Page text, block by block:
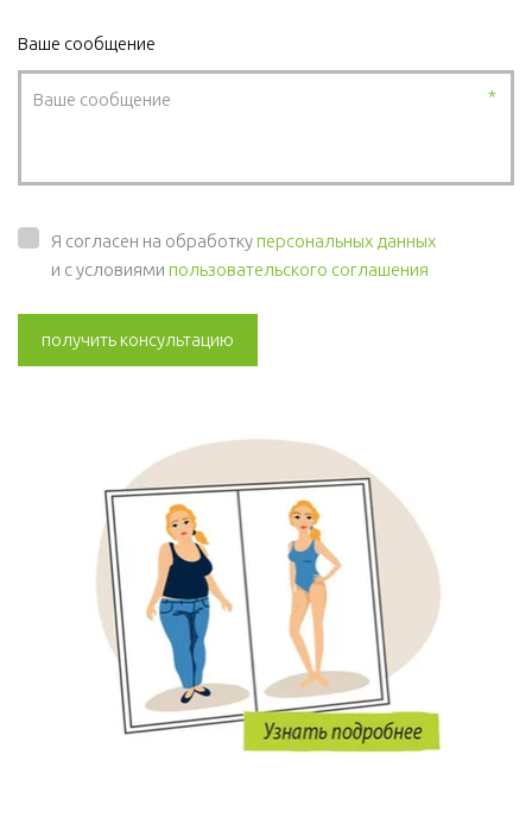
Ваше сообщение
*
Я согласен на обработкуперсональных данных
и с условиями пользовательского соглашения
получить консультацию